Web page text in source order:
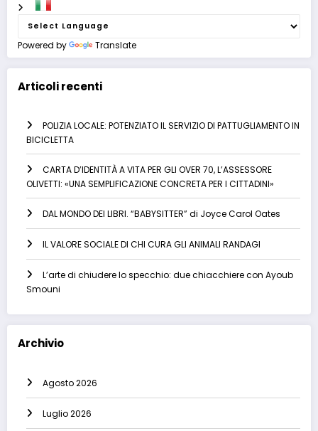
Powered by Translate
Articoli recenti
POLIZIA LOCALE: POTENZIATO IL SERVIZIO DI PATTUGLIAMENTO IN
BICICLETTA
CARTA D’IDENTITÀ A VITA PER GLI OVER 70, L’ASSESSORE
OLIVETTI: «UNA SEMPLIFICAZIONE CONCRETA PER I CITTADINI»
DAL MONDO DEI LIBRI. “BABYSITTER” di Joyce Carol Oates
IL VALORE SOCIALE DI CHI CURA GLI ANIMALI RANDAGI
L’arte di chiudere lo specchio: due chiacchiere con Ayoub
Smouni
Archivio
Agosto 2026
Luglio 2026